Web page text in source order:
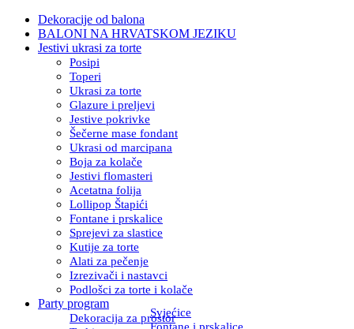
Dekoracije od balona
BALONI NA HRVATSKOM JEZIKU
Jestivi ukrasi za torte
Posipi
Toperi
Ukrasi za torte
Glazure i preljevi
Jestive pokrivke
Šečerne mase fondant
Ukrasi od marcipana
Boja za kolače
Jestivi flomasteri
Acetatna folija
Lollipop Štapići
Fontane i prskalice
Sprejevi za slastice
Kutije za torte
Alati za pečenje
Izrezivači i nastavci
Podlošci za torte i kolače
Party program
Dekoracija za prostor
Svjećice
Fontane i prskalice